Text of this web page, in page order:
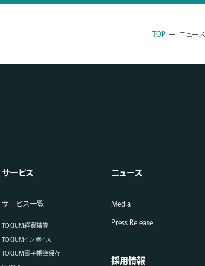
TOP ニュース
サービス
サービス一覧
TOKIUM経費精算
TOKIUMインボイス
TOKIUM電子帳簿保存
ニュース
Media
Press Release
採用情報